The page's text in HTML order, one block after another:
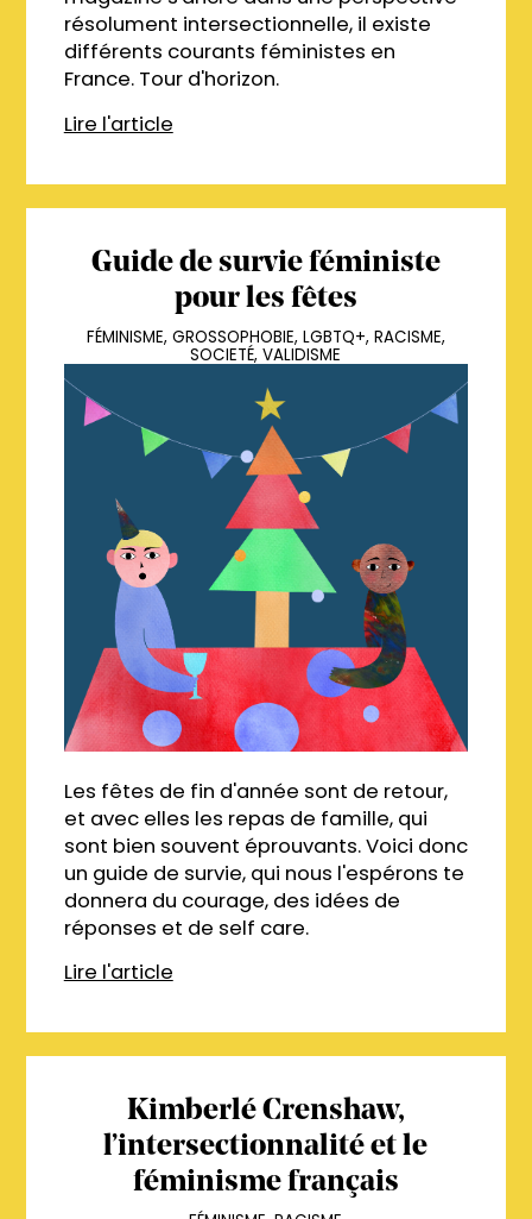
résolument intersectionnelle, il existe
différents courants féministes en
France. Tour d'horizon.
Lire l'article
Guide de survie féministe
pour les fêtes
FÉMINISME, GROSSOPHOBIE, LGBTQ+, RACISME,
SOCIETÉ,VALIDISME
Les fêtes de fin d'année sont de retour,
et avec elles les repas de famille, qui
sont bien souvent éprouvants. Voici donc
un guide de survie, qui nous l'espérons te
donnera du courage, des idées de
réponses et de self care.
Lire l'article
Kimberlé Crenshaw,
l’intersectionnalité et le
féminisme français